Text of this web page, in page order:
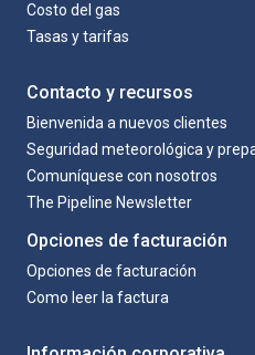
Costo del gas
Tasas y tarifas
Contacto y recursos
Bienvenida a nuevos clientes
Seguridad meteorológica y
Comuníquese con nosotros
The Pipeline Newsletter
Opciones de facturación
Opciones de facturación
Como leer la factura